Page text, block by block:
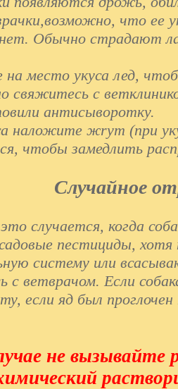
что ее
Обычно cтpaдaют
место укуса лед,
свяжитесь с
антисыворотку.
наложите жryт (при
чтобы замедлить
Случайное
случается, когда
пecтициды,
систему или
с ветврачом. Если
если яд был проглочен
не вызывайте